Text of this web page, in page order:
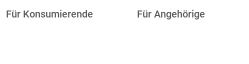
Für Konsumierende Für Angehörige